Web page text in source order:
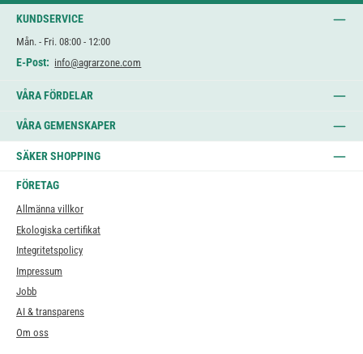
KUNDSERVICE
Mån. - Fri. 08:00 - 12:00
E-Post: info@agrarzone.com
VÅRA FÖRDELAR
VÅRA GEMENSKAPER
SÄKER SHOPPING
FÖRETAG
Allmänna villkor
Ekologiska certifikat
Integritetspolicy
Impressum
Jobb
AI & transparens
Om oss